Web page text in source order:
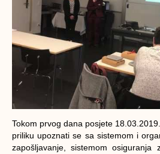
Tokom prvog dana posjete
priliku upoznati se sa sistemom i
zapošljavanje, sistemom osiguranja